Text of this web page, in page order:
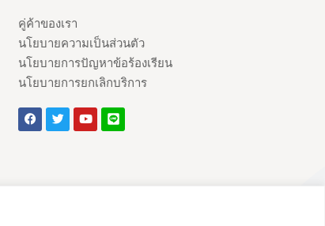
คู่ค้าของเรา
นโยบายความเป็นส่วนตัว
นโยบายการปัญหาข้อร้องเรียน
นโยบายการยกเลิกบริการ